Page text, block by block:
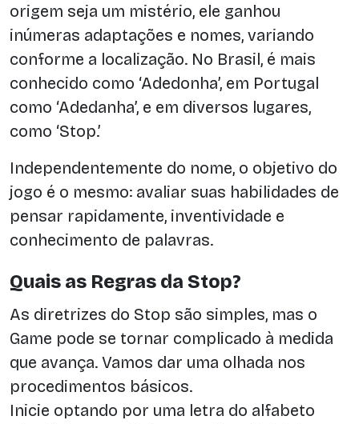
origem seja um mistério, ele ganhou
inúmeras adaptações e nomes, variando
conforme a localização. No Brasil, é mais
conhecido como ‘Adedonha’, em Portugal
como ‘Adedanha’, e em diversos lugares,
como ‘Stop.’
Independentemente do nome, o objetivo do
jogo é o mesmo: avaliar suas habilidades de
pensar rapidamente, inventividade e
conhecimento de palavras.
Quais as Regras da Stop?
As diretrizes do Stop são simples, mas o
Game pode se tornar complicado à medida
que avança. Vamos dar uma olhada nos
procedimentos básicos.
Inicie optando por uma letra do alfabeto